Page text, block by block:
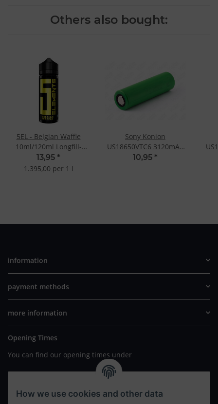
Others also bought:
5EL - Belgian Waffle
10ml/120ml Longfill-
Aroma
13,95 *
1.395,00 per 1 l
Sony Konion
US18650VTC6 3120mAh
30A
10,95 *
information
payment methods
more information
Opening Times
You can find our opening times under
https://www.wannavapor.de/Filialen
your personal site
How we use cookies and other data